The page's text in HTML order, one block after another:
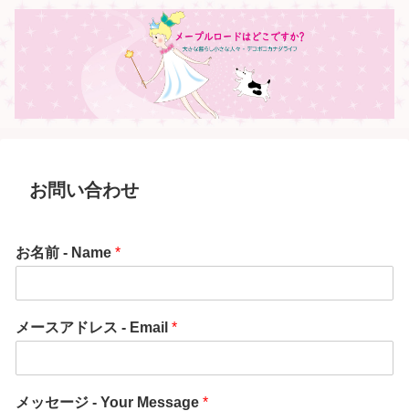
お問い合わせ
お名前 - Name *
メースアドレス - Email *
メッセージ - Your Message *